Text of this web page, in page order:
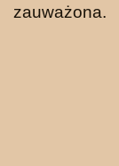
zauważona.